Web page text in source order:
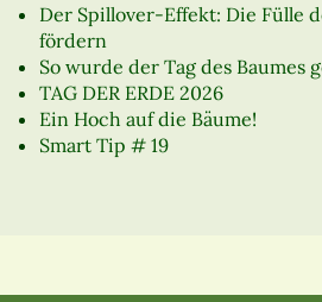
Der Spillover-Effekt: Die Fülle
fördern
So wurde der Tag des Baumes
TAG DER ERDE 2026
Ein Hoch auf die Bäume!
Smart Tip # 19